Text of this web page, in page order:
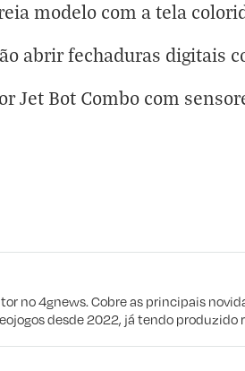
modelo com a tela
abrir fechaduras digitais
Jet Bot Combo com
no 4gnews. Cobre as principais
desde 2022, já tendo